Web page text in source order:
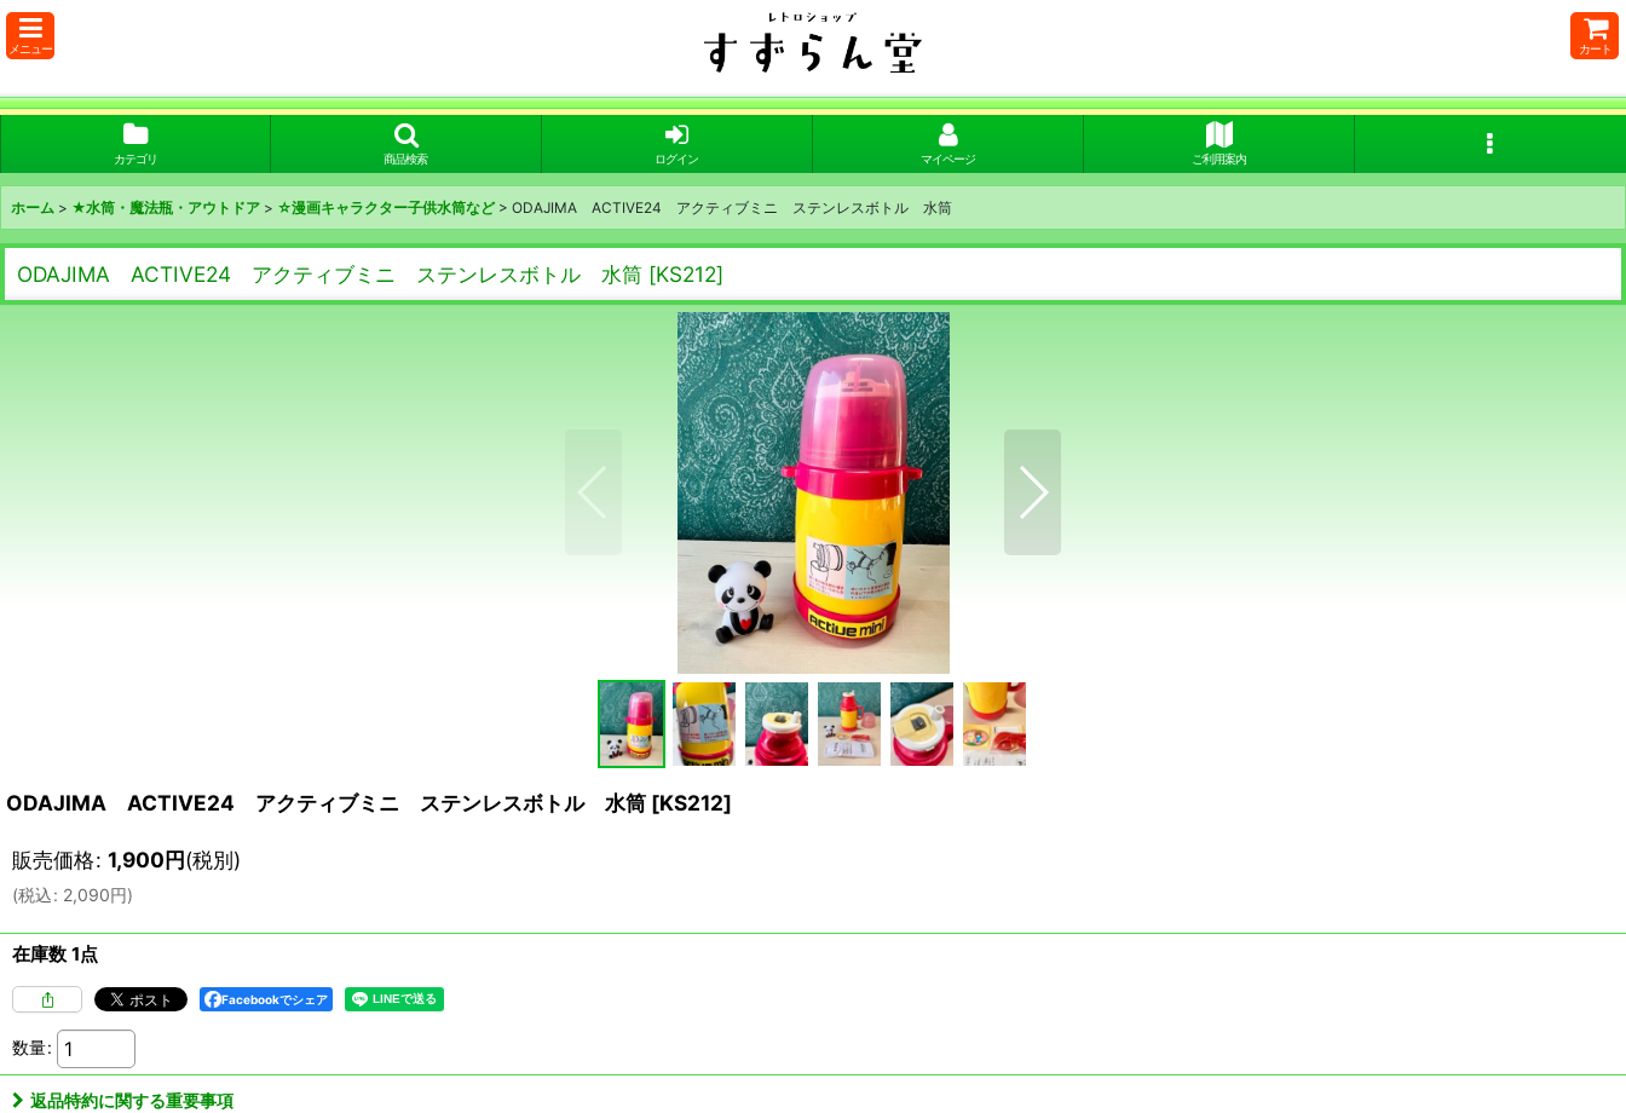
メニュー カート
カテゴリ 商品検索 ログイン マイページ ご利用案内
ホーム > ★水筒・魔法瓶・アウトドア > ☆漫画キャラクター子供水筒など > ODAJIMA ACTIVE24 アクティブミニ ステンレスボトル 水筒
ODAJIMA ACTIVE24 アクティブミニ ステンレスボトル 水筒 [KS212]
ODAJIMA ACTIVE24 アクティブミニ ステンレスボトル 水筒 [KS212]
販売価格: 1,900円(税別)
(税込: 2,090円)
在庫数 1点
Facebookでシェア
数量:
返品特約に関する重要事項